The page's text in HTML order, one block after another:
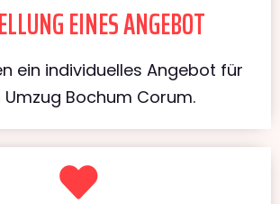
EINES ANGEBOT
ein individuelles Angebot für
Umzug Bochum Corum.